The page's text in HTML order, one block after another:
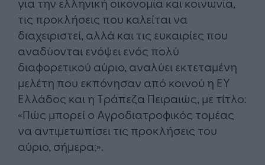
τις προκλήσεις που καλείται να
διαχειριστεί, αλλά και τις ευκαιρίες που
αναδύονται ενόψει ενός πολύ
διαφορετικού αύριο, αναλύει εκτεταμένη
μελέτη που εκπόνησαν από κοινού η ΕΥ
Ελλάδος και η Τράπεζα Πειραιώς, με τίτλο:
«Πώς μπορεί ο Αγροδιατροφικός τομέας
να αντιμετωπίσει τις προκλήσεις του
αύριο, σήμερα;».